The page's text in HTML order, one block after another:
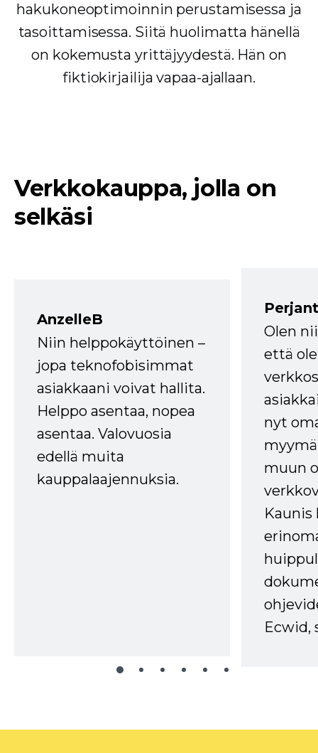
hakukoneoptimoinnin perustamisessa ja
tasoittamisessa. Siitä huolimatta hänellä
on kokemusta yrittäjyydestä. Hän on
fiktiokirjailija vapaa-ajallaan.
Verkkokauppa, jolla on
selkäsi
AnzelleB
Niin helppokäyttöinen –
jopa teknofobisimmat
asiakkaani voivat hallita.
Helppo asentaa, nopea
asentaa. Valovuosia
edellä muita
kauppalaajennuksia.
Olen
että
nyt
muun
Kaunis
Ecwid,